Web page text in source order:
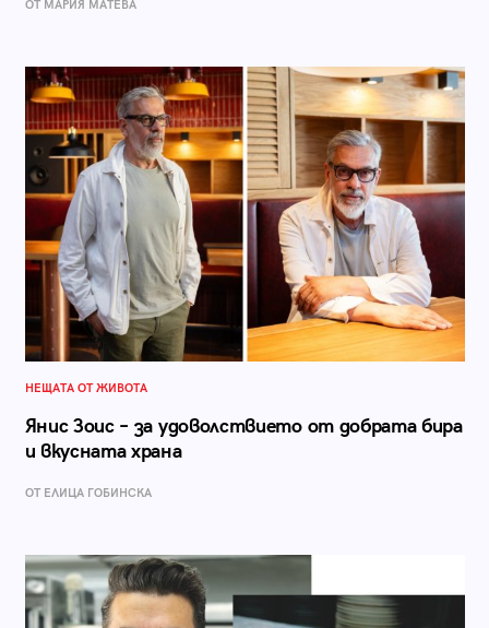
ОТ МАРИЯ МАТЕВА
НЕЩАТА ОТ ЖИВОТА
Янис Зоис – за удоволствието от добрата бира
и вкусната храна
ОТ ЕЛИЦА ГОБИНСКА